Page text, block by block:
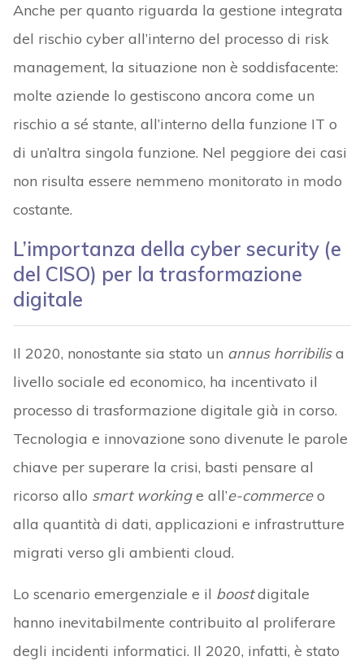
Anche per quanto riguarda la gestione integrata
del rischio cyber all’interno del processo di risk
management, la situazione non è soddisfacente:
molte aziende lo gestiscono ancora come un
rischio a sé stante, all’interno della funzione IT o
di un’altra singola funzione. Nel peggiore dei casi
non risulta essere nemmeno monitorato in modo
costante.
L’importanza della cyber security (e
del CISO) per la trasformazione
digitale
Il 2020, nonostante sia stato un annus horribilisa
livello sociale ed economico, ha incentivato il
processo di trasformazione digitale già in corso.
Tecnologia e innovazione sono divenute le parole
chiave per superare la crisi, basti pensare al
ricorso allo smart workinge all’e-commerceo
alla quantità di dati, applicazioni e infrastrutture
migrati verso gli ambienti cloud.
Lo scenario emergenziale e il boostdigitale
hanno inevitabilmente contribuito al proliferare
degli incidenti informatici. Il 2020, infatti, è stato